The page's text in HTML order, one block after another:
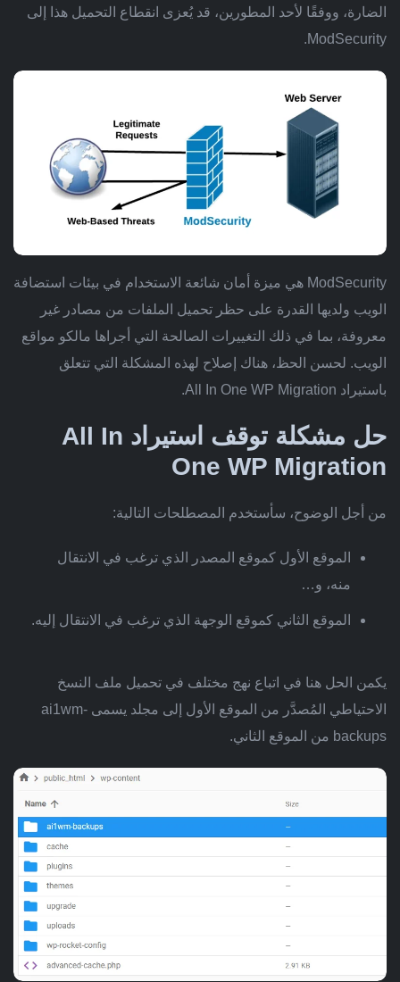
الضارة، ووفقًا لأحد المطورين، قد يُعزى انقطاع التحميل هذا إلى
ModSecurity.
ModSecurity هي ميزة أمان شائعة الاستخدام في بيئات استضافة
الويب ولديها القدرة على حظر تحميل الملفات من مصادر غير
معروفة، بما في ذلك التغييرات الصالحة التي أجراها مالكو مواقع
الويب. لحسن الحظ، هناك إصلاح لهذه المشكلة التي تتعلق
باستيراد All In One WP Migration.
حل مشكلة توقف استيراد All In
One WP Migration
من أجل الوضوح، سأستخدم المصطلحات التالية:
الموقع الأول كموقع المصدر الذي ترغب في الانتقال
منه، و…
الموقع الثاني كموقع الوجهة الذي ترغب في الانتقال إليه.
يكمن الحل هنا في اتباع نهج مختلف في تحميل ملف النسخ
الاحتياطي المُصدَّر من الموقع الأول إلى مجلد يسمى ai1wm-
backups من الموقع الثاني.